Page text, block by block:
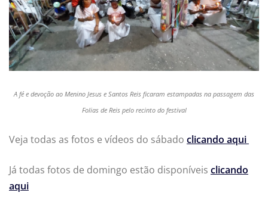
A fé e devoção ao Menino Jesus e Santos Reis ficaram estampadas na passagem das
Folias de Reis pelo recinto do festival
Veja todas as fotos e vídeos do sábado clicando aqui
Já todas fotos de domingo estão disponíveis clicando
aqui